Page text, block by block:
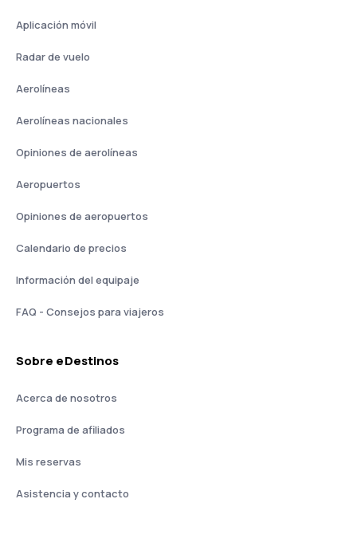
Aplicación móvil
Radar de vuelo
Aerolíneas
Aerolíneas nacionales
Opiniones de aerolíneas
Aeropuertos
Opiniones de aeropuertos
Calendario de precios
Información del equipaje
FAQ - Consejos para viajeros
Sobre eDestinos
Acerca de nosotros
Programa de afiliados
Mis reservas
Asistencia y contacto